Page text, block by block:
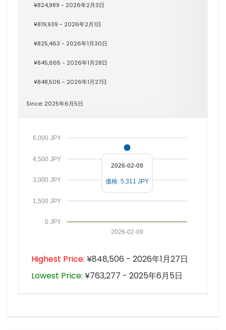
¥824,989 - 2026年2月3日
¥819,939 - 2026年2月1日
¥825,463 - 2026年1月30日
¥845,665 - 2026年1月28日
¥848,506 - 2026年1月27日
Since: 2025年6月5日
0 JPY
1,500 JPY
3,000 JPY
4,500 JPY
6,000 JPY
2026-02-09
2026-02-09
価格: 5,311 JPY
Highest Price: ¥848,506 - 2026年1月27日
Lowest Price: ¥763,277 - 2025年6月5日